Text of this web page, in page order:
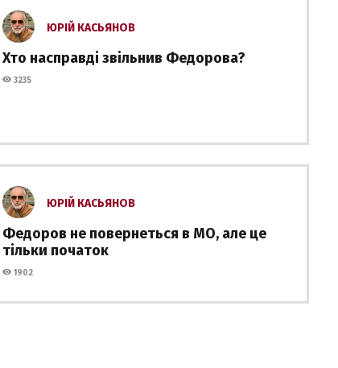
ЮРІЙ КАСЬЯНОВ
Хто насправді звільнив Федорова?
3235
ЮРІЙ КАСЬЯНОВ
Федоров не повернеться в МО, але це
тільки початок
1902